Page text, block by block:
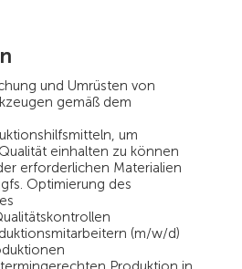
und Umrüsten von
gemäß dem
um
einhalten zu können
erforderlichen Materialien
Optimierung des
(m/w/d)